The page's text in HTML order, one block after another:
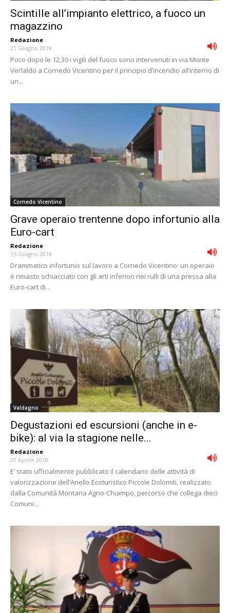
Scintille all’impianto elettrico, a fuoco un
magazzino
Redazione -
21 Giugno 2018
Poco dopo le 12,30 i vigili del fuoco sono intervenuti in via Monte
Verlaldo a Cornedo Vicentino per il principio d’incendio all’interno di
un...
Cornedo Vicentino
Grave operaio trentenne dopo infortunio alla
Euro-cart
Redazione -
15 Giugno 2018
Drammatico infortunio sul lavoro a Cornedo Vicentino: un operaio
è rimasto schiacciato con gli arti inferiori nei rulli di una pressa alla
Euro-cart di...
Valdagno
Degustazioni ed escursioni (anche in e-
bike): al via la stagione nelle...
Redazione -
20 Aprile 2018
E’ stato ufficialmente pubblicato il calendario delle attività di
valorizzazione dell’Anello Ecoturistico Piccole Dolomiti, realizzato
dalla Comunità Montana Agno-Chiampo, percorso che collega dieci
Comuni...